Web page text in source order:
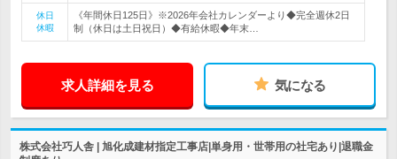
休日
休暇
《年間休日125日》※2026年会社カレンダーより◆完全週休2日
制（休日は土日祝日）◆有給休暇◆年末…
求人詳細を見る 気になる
株式会社巧人舎 | 旭化成建材指定工事店|単身用・世帯用の社宅あり|退職金